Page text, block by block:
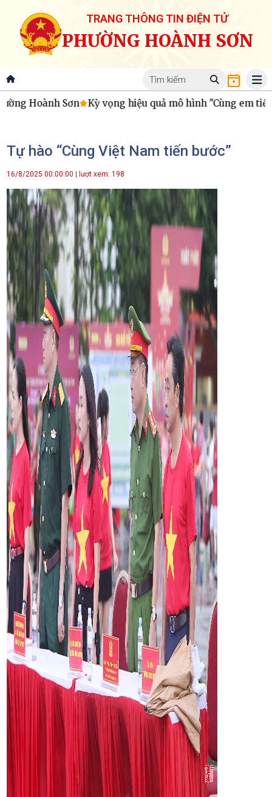
TRANG THÔNG TIN ĐIỆN TỬ
PHƯỜNG HOÀNH SƠN
Kỳ vọng hiệu quả mô hình "Cùng em tiến bước - Đồng
Tự hào “Cùng Việt Nam tiến bước”
16/8/2025 00:00:00 | lượt xem: 198